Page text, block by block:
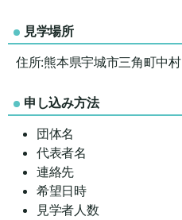
見学場所
住所:熊本県宇城市三角町中村
申し込み方法
団体名
代表者名
連絡先
希望日時
見学者人数